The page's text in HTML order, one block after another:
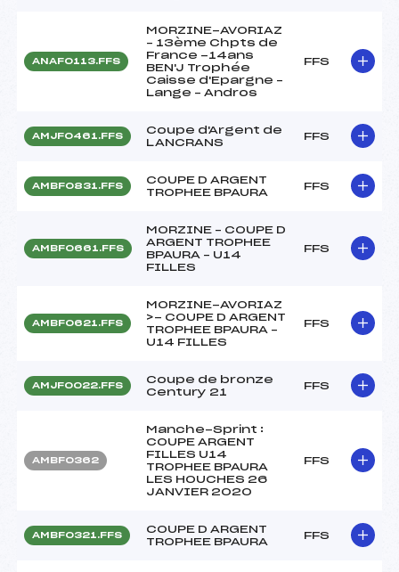
ANAF0113.FFS
MORZINE-AVORIAZ
– 13ème Chpts de
France -14ans
BEN'J Trophée
Caisse d'Epargne –
Lange – Andros
FFS
AMJF0461.FFS
Coupe d'Argent de
LANCRANS
FFS
AMBF0831.FFS
COUPE D ARGENT
TROPHEE BPAURA
FFS
AMBF0661.FFS
MORZINE – COUPE D
ARGENT TROPHEE
BPAURA – U14
FILLES
FFS
AMBF0621.FFS
MORZINE-AVORIAZ
>- COUPE D ARGENT
TROPHEE BPAURA –
U14 FILLES
FFS
AMJF0022.FFS
Coupe de bronze
Century 21
FFS
AMBF0362
Manche-Sprint :
COUPE ARGENT
FILLES U14
TROPHEE BPAURA
LES HOUCHES 26
JANVIER 2020
FFS
AMBF0321.FFS
COUPE D ARGENT
TROPHEE BPAURA
FFS